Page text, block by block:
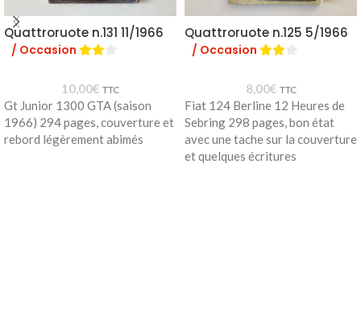
Quattroruote n.131 11/1966
/ Occasion
10,00€ TTC
Gt Junior 1300 GTA (saison
1966) 294 pages, couverture et
rebord légèrement abimés
Quattroruote n.125 5/1966
/ Occasion
8,00€ TTC
Fiat 124 Berline 12 Heures de
Sebring 298 pages, bon état
avec une tache sur la couverture
et quelques écritures